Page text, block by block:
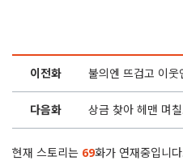
45화 ‘손석춘과 함께 책을
44화 왓슨과 함께 푸르고
이전화
다음화 상금 찾아 헤맨 며
현재 스토리는 69화가 연재중입니다.